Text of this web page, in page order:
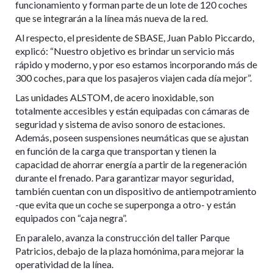
funcionamiento y forman parte de un lote de 120 coches
que se integrarán a la línea más nueva de la red.
Al respecto, el presidente de SBASE, Juan Pablo Piccardo,
explicó: “Nuestro objetivo es brindar un servicio más
rápido y moderno, y por eso estamos incorporando más de
300 coches, para que los pasajeros viajen cada día mejor”.
Las unidades ALSTOM, de acero inoxidable, son
totalmente accesibles y están equipadas con cámaras de
seguridad y sistema de aviso sonoro de estaciones.
Además, poseen suspensiones neumáticas que se ajustan
en función de la carga que transportan y tienen la
capacidad de ahorrar energía a partir de la regeneración
durante el frenado. Para garantizar mayor seguridad,
también cuentan con un dispositivo de antiempotramiento
-que evita que un coche se superponga a otro- y están
equipados con “caja negra”.
En paralelo, avanza la construcción del taller Parque
Patricios, debajo de la plaza homónima, para mejorar la
operatividad de la línea.